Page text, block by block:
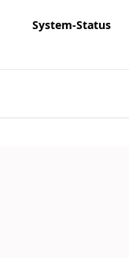
System-Status